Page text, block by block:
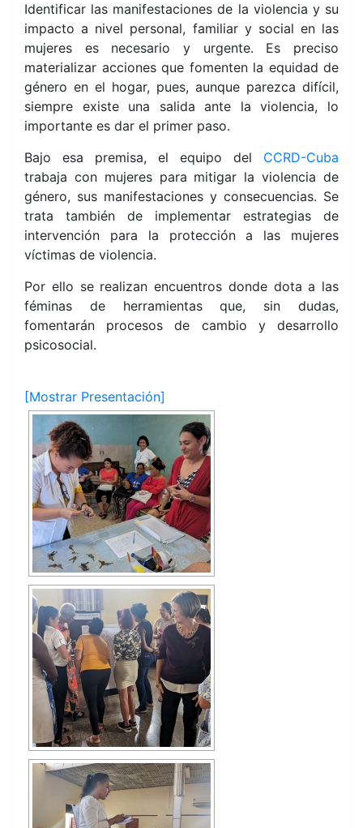
Identificar las manifestaciones de la violencia y su
impacto a nivel personal, familiar y social en las
mujeres es necesario y urgente. Es preciso
materializar acciones que fomenten la equidad de
género en el hogar, pues, aunque parezca difícil,
siempre existe una salida ante la violencia, lo
importante es dar el primer paso.
Bajo esa premisa, el equipo del CCRD-Cuba
trabaja con mujeres para mitigar la violencia de
género, sus manifestaciones y consecuencias. Se
trata también de implementar estrategias de
intervención para la protección a las mujeres
víctimas de violencia.
Por ello se realizan encuentros donde dota a las
féminas de herramientas que, sin dudas,
fomentarán procesos de cambio y desarrollo
psicosocial.
[Mostrar Presentación]